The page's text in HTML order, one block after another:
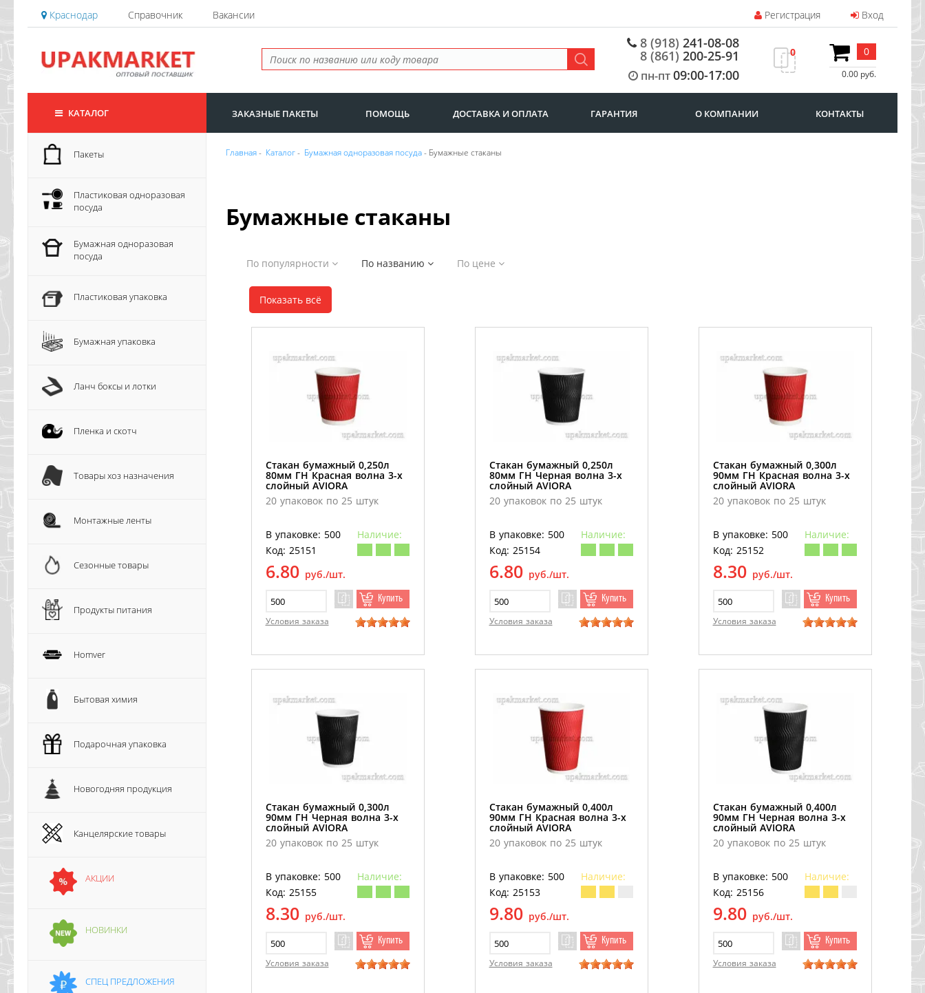
Краснодар Справочник Вакансии Регистрация Вход
8 (918) 241-08-08
8 (861) 200-25-91
пн-пт09:00-17:00
0 0
0.00 руб.
КАТАЛОГ ЗАКАЗНЫЕ ПАКЕТЫ ПОМОЩЬ ДОСТАВКА И ОПЛАТА ГАРАНТИЯ О КОМПАНИИ КОНТАКТЫ
Пакеты
Пластиковая одноразовая
посуда
Бумажная одноразовая
посуда
Пластиковая упаковка
Бумажная упаковка
Ланч боксы и лотки
Пленка и скотч
Товары хоз назначения
Монтажные ленты
Сезонные товары
Продукты питания
Homver
Бытовая химия
Подарочная упаковка
Новогодняя продукция
Канцелярские товары
АКЦИИ
НОВИНКИ
СПЕЦ ПРЕДЛОЖЕНИЯ
Главная- Каталог- Бумажная одноразовая посуда- Бумажные стаканы
Бумажные стаканы
По популярности По названию По цене
Показать всё
Стакан бумажный 0,250л
80мм ГН Красная волна 3-х
слойный AVIORA
20 упаковок по 25 штук
В упаковке: 500
Наличие:
Код: 25151
6.80 руб./шт.
Купить
Условия заказа
Стакан бумажный 0,250л
80мм ГН Черная волна 3-х
слойный AVIORA
20 упаковок по 25 штук
В упаковке: 500
Наличие:
Код: 25154
6.80 руб./шт.
Купить
Условия заказа
Стакан бумажный 0,300л
90мм ГН Красная волна 3-х
слойный AVIORA
20 упаковок по 25 штук
В упаковке: 500
Наличие:
Код: 25152
8.30 руб./шт.
Купить
Условия заказа
Стакан бумажный 0,300л
90мм ГН Черная волна 3-х
слойный AVIORA
20 упаковок по 25 штук
В упаковке: 500
Наличие:
Код: 25155
8.30 руб./шт.
Купить
Условия заказа
Стакан бумажный 0,400л
90мм ГН Красная волна 3-х
слойный AVIORA
20 упаковок по 25 штук
В упаковке: 500
Наличие:
Код: 25153
9.80 руб./шт.
Купить
Условия заказа
Стакан бумажный 0,400л
90мм ГН Черная волна 3-х
слойный AVIORA
20 упаковок по 25 штук
В упаковке: 500
Наличие:
Код: 25156
9.80 руб./шт.
Купить
Условия заказа